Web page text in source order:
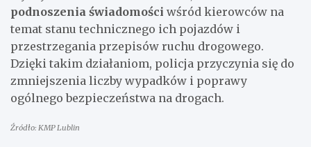
podnoszenia świadomości wśród kierowców na
temat stanu technicznego ich pojazdów i
przestrzegania przepisów ruchu drogowego.
Dzięki takim działaniom, policja przyczynia się do
zmniejszenia liczby wypadków i poprawy
ogólnego bezpieczeństwa na drogach.
Źródło: KMP Lublin